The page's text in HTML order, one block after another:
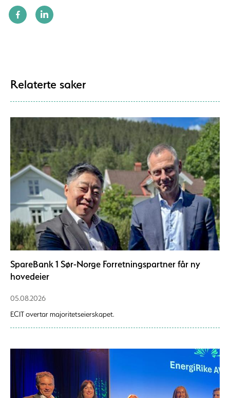
Relaterte saker
SpareBank 1 Sør-Norge Forretningspartner får ny
hovedeier
05.08.2026
ECIT overtar majoritetseierskapet.